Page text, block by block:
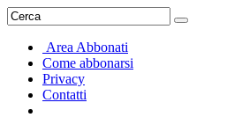
Area Abbonati
Come abbonarsi
Privacy
Contatti